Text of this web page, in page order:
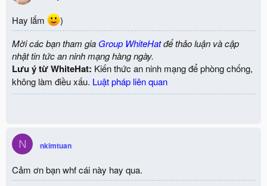
i
n
s
:
Hay lắm
)
Mời các bạn tham gia Group WhiteHatđể thảo luận và cập
nhật tin tức an ninh mạng hàng ngày.
Lưu ý từ WhiteHat: Kiến thức an ninh mạng để phòng chống,
không làm điều xấu. Luật pháp liên quan
N nkimtuan
Cảm ơn bạn whf cái này hay qua.